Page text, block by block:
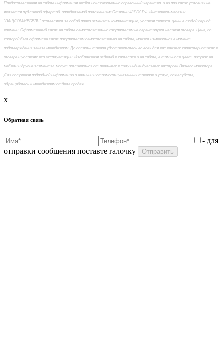
Предоставленная на сайте информация несёт исключительно справочный характер, и ни при каких условиях не
является публичной офертой, определяемой положениями Статьи 437 ГК РФ. Интернет-магазин
"ВАШДОММЕБЕЛЬ" оставляет за собой право изменять комплектацию, условия сервиса, цены в любой период
времени. Оформленный заказ на сайте самостоятельно покупателем не гарантирует наличия товара. Цена, по
которой был оформлен заказ покупателем самостоятельно на сайте, может измениться в момент
подтверждения заказа менеджером. До оплаты товара удостоверьтесь во всех для вас важных характеристиках в
товаре и условиях его эксплуатации. Изображения изделий в каталоге и на сайте, в том числе цвет, рисунок на
мебели и другие элементы, могут отличаться от реальных в силу индивидуальных настроек Вашего монитора.
Для получения подробной информации о наличии и стоимости указанных товаров и услуг, пожалуйста,
обращайтесь к менеджерам отдела продаж
x
Обратная связь
- для
отправки сообщения поставте галочку